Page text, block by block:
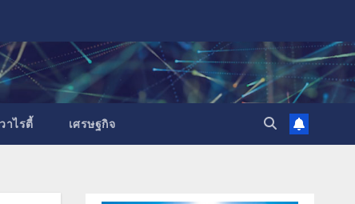
วาไรตี้ เศรษฐกิจ